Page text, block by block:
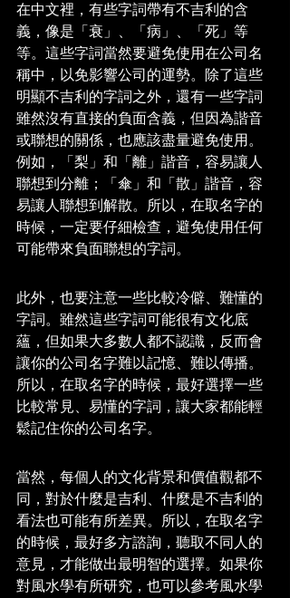
在中文裡，有些字詞帶有不吉利的含
義，像是「衰」、「病」、「死」等
等。這些字詞當然要避免使用在公司名
稱中，以免影響公司的運勢。除了這些
明顯不吉利的字詞之外，還有一些字詞
雖然沒有直接的負面含義，但因為諧音
或聯想的關係，也應該盡量避免使用。
例如，「梨」和「離」諧音，容易讓人
聯想到分離；「傘」和「散」諧音，容
易讓人聯想到解散。所以，在取名字的
時候，一定要仔細檢查，避免使用任何
可能帶來負面聯想的字詞。
此外，也要注意一些比較冷僻、難懂的
字詞。雖然這些字詞可能很有文化底
蘊，但如果大多數人都不認識，反而會
讓你的公司名字難以記憶、難以傳播。
所以，在取名字的時候，最好選擇一些
比較常見、易懂的字詞，讓大家都能輕
鬆記住你的公司名字。
當然，每個人的文化背景和價值觀都不
同，對於什麼是吉利、什麼是不吉利的
看法也可能有所差異。所以，在取名字
的時候，最好多方諮詢，聽取不同人的
意見，才能做出最明智的選擇。如果你
對風水學有所研究，也可以參考風水學